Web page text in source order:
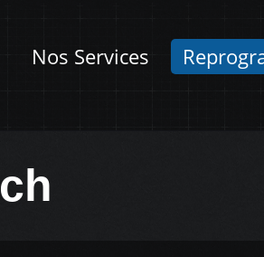
Nos Services